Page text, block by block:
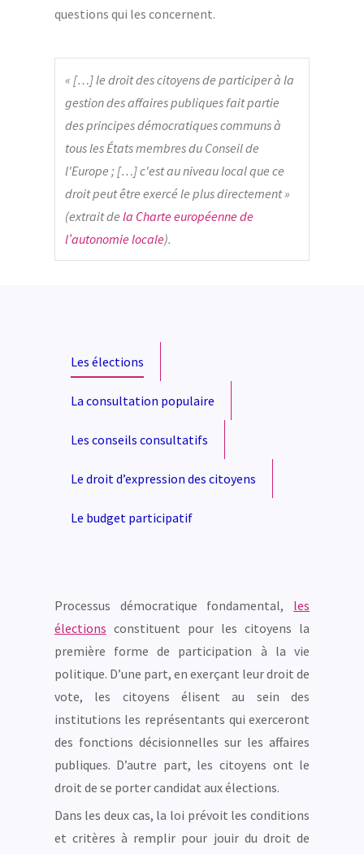
questions qui les concernent.
« […] le droit des citoyens de participer à la
gestion des affaires publiques fait partie
des principes démocratiques communs à
tous les États membres du Conseil de
l'Europe ; […] c'est au niveau local que ce
droit peut être exercé le plus directement »
(extrait de la Charte européenne de
l’autonomie locale).
Les élections
La consultation populaire
Les conseils consultatifs
Le droit d’expression des citoyens
Le budget participatif
Processus démocratique fondamental, les
élections constituent pour les citoyens la
première forme de participation à la vie
politique. D’une part, en exerçant leur droit de
vote, les citoyens élisent au sein des
institutions les représentants qui exerceront
des fonctions décisionnelles sur les affaires
publiques. D’autre part, les citoyens ont le
droit de se porter candidat aux élections.
Dans les deux cas, la loi prévoit les conditions
et critères à remplir pour jouir du droit de